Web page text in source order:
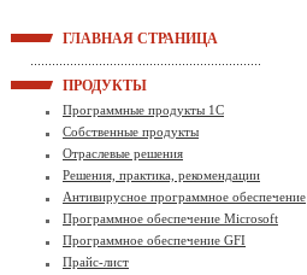
ГЛАВНАЯ СТРАНИЦА
ПРОДУКТЫ
Программные продукты 1С
Собственные продукты
Отраслевые решения
Решения, практика, рекомендации
Антивирусное программное обеспечение
Программное обеспечение Microsoft
Программное обеспечение GFI
Прайс-лист